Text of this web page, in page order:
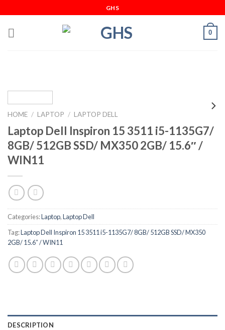
to
content
GHS
0
HOME / LAPTOP / LAPTOP DELL
Laptop Dell Inspiron 15 3511 i5-1135G7/
8GB/ 512GB SSD/ MX350 2GB/ 15.6″ /
WIN11
Categories:Laptop,Laptop Dell
Tag:Laptop Dell Inspiron 15 3511 i5-1135G7/ 8GB/ 512GB SSD/ MX350
2GB/ 15.6″ / WIN11
DESCRIPTION